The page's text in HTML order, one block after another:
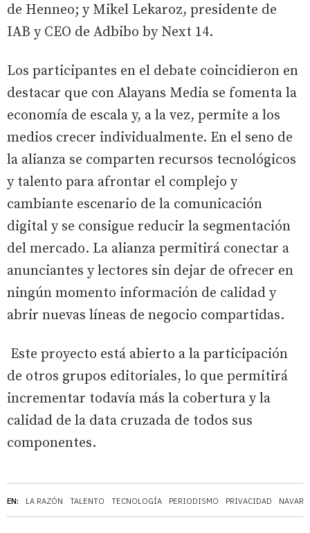
EN: LA RAZÓN TALENTO TECNOLOGÍA PERIODISMO PRIVACIDAD
de Henneo; y Mikel Lekaroz, presidente de
IAB y CEO de Adbibo by Next 14.
Los participantes en el debate coincidieron en
destacar que con Alayans Media se fomenta la
economía de escala y, a la vez, permite a los
medios crecer individualmente. En el seno de
la alianza se comparten recursos tecnológicos
y talento para afrontar el complejo y
cambiante escenario de la comunicación
digital y se consigue reducir la segmentación
del mercado. La alianza permitirá conectar a
anunciantes y lectores sin dejar de ofrecer en
ningún momento información de calidad y
abrir nuevas líneas de negocio compartidas.
Este proyecto está abierto a la participación
de otros grupos editoriales, lo que permitirá
incrementar todavía más la cobertura y la
calidad de la data cruzada de todos sus
componentes.